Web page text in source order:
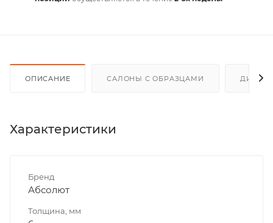
ОПИСАНИЕ САЛОНЫ С ОБРАЗЦАМИ
Характеристики
Бренд
Абсолют
Толщина, мм